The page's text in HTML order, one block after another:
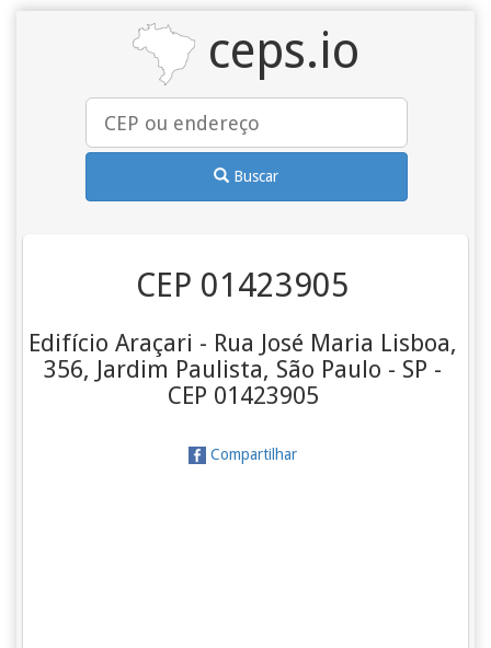
ceps.io
Buscar
CEP 01423905
Edifício Araçari - Rua José Maria Lisboa,
356, Jardim Paulista, São Paulo - SP -
CEP 01423905
Compartilhar